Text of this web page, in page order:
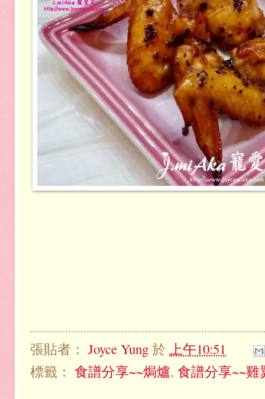
張貼者： Joyce Yung 於 上午10:51
標籤： 食譜分享~~焗爐, 食譜分享~~雞